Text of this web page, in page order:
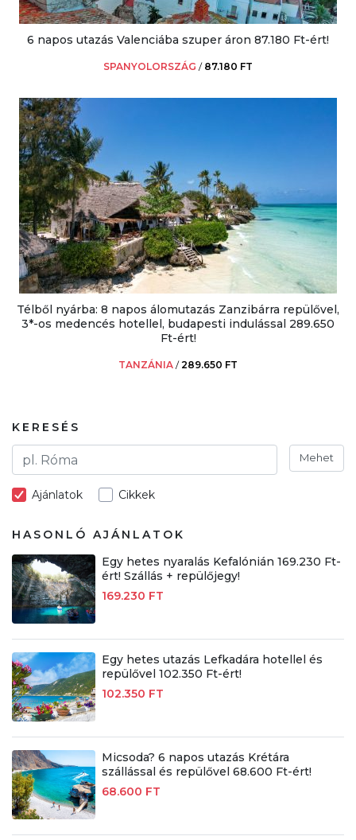
6 napos utazás Valenciába szuper áron 87.180 Ft-ért!
SPANYOLORSZÁG / 87.180 FT
Télből nyárba: 8 napos álomutazás Zanzibárra repülővel,
3*-os medencés hotellel, budapesti indulással 289.650
Ft-ért!
TANZÁNIA /289.650 FT
KERESÉS
Mehet
Ajánlatok Cikkek
HASONLÓ AJÁNLATOK
Egy hetes nyaralás Kefalónián 169.230 Ft-
ért! Szállás + repülőjegy!
169.230 FT
Egy hetes utazás Lefkadára hotellel és
repülővel 102.350 Ft-ért!
102.350 FT
Micsoda? 6 napos utazás Krétára
szállással és repülővel 68.600 Ft-ért!
68.600 FT